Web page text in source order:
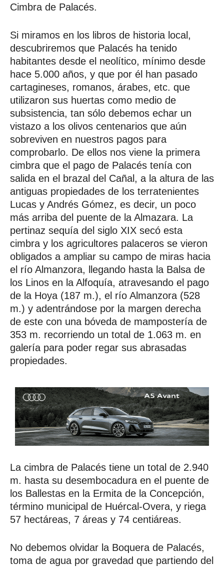
Cimbra de Palacés.
Si miramos en los libros de historia local,
descubriremos que Palacés ha tenido
habitantes desde el neolítico, mínimo desde
hace 5.000 años, y que por él han pasado
cartagineses, romanos, árabes, etc. que
utilizaron sus huertas como medio de
subsistencia, tan sólo debemos echar un
vistazo a los olivos centenarios que aún
sobreviven en nuestros pagos para
comprobarlo. De ellos nos viene la primera
cimbra que el pago de Palacés tenía con
salida en el brazal del Cañal, a la altura de las
antiguas propiedades de los terratenientes
Lucas y Andrés Gómez, es decir, un poco
más arriba del puente de la Almazara. La
pertinaz sequía del siglo XIX secó esta
cimbra y los agricultores palaceros se vieron
obligados a ampliar su campo de miras hacia
el río Almanzora, llegando hasta la Balsa de
los Linos en la Alfoquía, atravesando el pago
de la Hoya (187 m.), el río Almanzora (528
m.) y adentrándose por la margen derecha
de este con una bóveda de mampostería de
353 m. recorriendo un total de 1.063 m. en
galería para poder regar sus abrasadas
propiedades.
La cimbra de Palacés tiene un total de 2.940
m. hasta su desembocadura en el puente de
los Ballestas en la Ermita de la Concepción,
término municipal de Huércal-Overa, y riega
57 hectáreas, 7 áreas y 74 centiáreas.
No debemos olvidar la Boquera de Palacés,
toma de agua por gravedad que partiendo del